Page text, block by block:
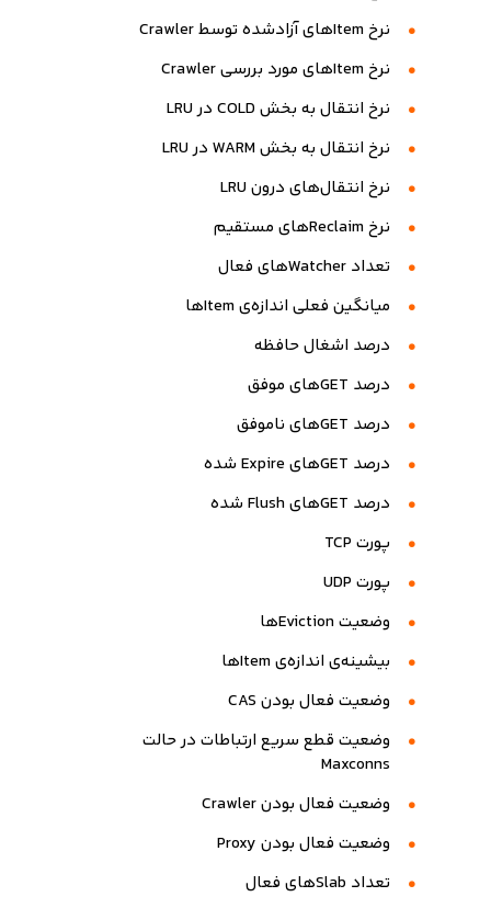
نرخ Itemهای آزادشده توسط Crawler
نرخ Itemهای مورد بررسی Crawler
نرخ انتقال به بخش COLD در LRU
نرخ انتقال به بخش WARM در LRU
نرخ انتقال‌های درون LRU
نرخ Reclaimهای مستقیم
تعداد Watcherهای فعال
میانگین فعلی اندازه‌ی Itemها
درصد اشغال حافظه
درصد GETهای موفق
درصد GETهای ناموفق
درصد GETهای Expire شده
درصد GETهای Flush شده
پورت TCP
پورت UDP
وضعیت Evictionها
بیشینه‌ی اندازه‌ی Itemها
وضعیت فعال بودن CAS
وضعیت قطع سریع ارتباطات در حالت
Maxconns
وضعیت فعال بودن Crawler
وضعیت فعال بودن Proxy
تعداد Slabهای فعال